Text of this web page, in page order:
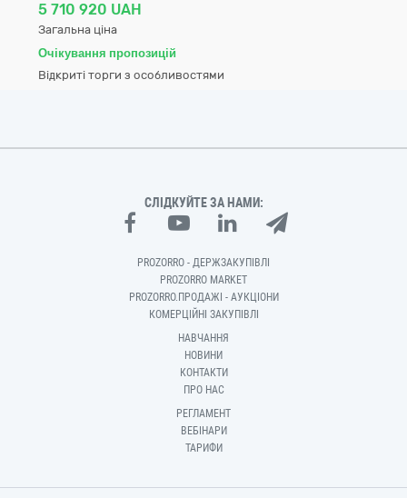
5 710 920 UAH
Загальна ціна
Очікування пропозицій
Відкриті торги з особливостями
СЛІДКУЙТЕ ЗА НАМИ:
PROZORRO - ДЕРЖЗАКУПІВЛІ
PROZORRO MARKET
PROZORRO.ПРОДАЖІ - АУКЦІОНИ
КОМЕРЦІЙНІ ЗАКУПІВЛІ
НАВЧАННЯ
НОВИНИ
КОНТАКТИ
ПРО НАС
РЕГЛАМЕНТ
ВЕБІНАРИ
ТАРИФИ